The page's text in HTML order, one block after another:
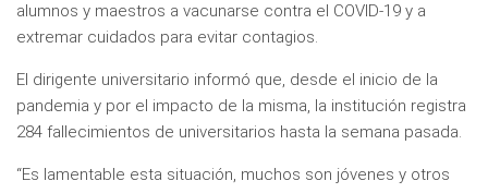
alumnos y maestros a vacunarse contra el COVID-19 y a
extremar cuidados para evitar contagios.
El dirigente universitario informó que, desde el inicio de la
pandemia y por el impacto de la misma, la institución registra
284 fallecimientos de universitarios hasta la semana pasada.
“Es lamentable esta situación, muchos son jóvenes y otros